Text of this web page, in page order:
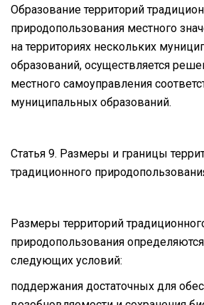
Образование территорий
природопользования местного
на территориях нескольких
образований, осуществляется
местного самоуправления
муниципальных образований.
Статья 9. Размеры и границы
традиционного
Размеры территорий
природопользования
следующих условий:
поддержания достаточных для